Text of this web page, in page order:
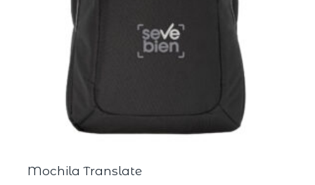
Mochila Translate